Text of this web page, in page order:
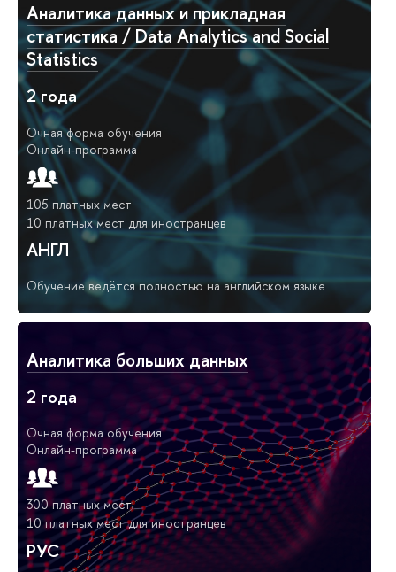
Аналитика данных и прикладная
статистика / Data Analytics and Social
Statistics
2 года
Очная форма обучения
Онлайн-программа
105 платных мест
10 платных мест для иностранцев
АНГЛ
Обучение ведётся полностью на английском языке
Аналитика больших данных
2 года
Очная форма обучения
Онлайн-программа
300 платных мест
10 платных мест для иностранцев
РУС